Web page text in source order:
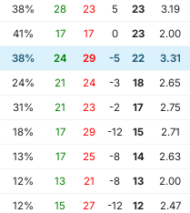
38% 28 23 5 23
3.19
41% 17 17 0 23
2.00
38% 24 29 -5 22
3.31
24% 21 24 -3 18
2.65
31% 21 23 -2 17
2.75
18% 17 29 -12 15
2.71
13% 17 25 -8 14
2.63
12% 13 21 -8 13
2.00
12% 15 27 -12 12 2.47